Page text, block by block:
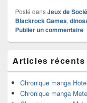
Posté dansJeux de
Blackrock Games,
Publier un commentaire
principale
de
widget
pour
Articles récents
Chronique manga
Chronique manga